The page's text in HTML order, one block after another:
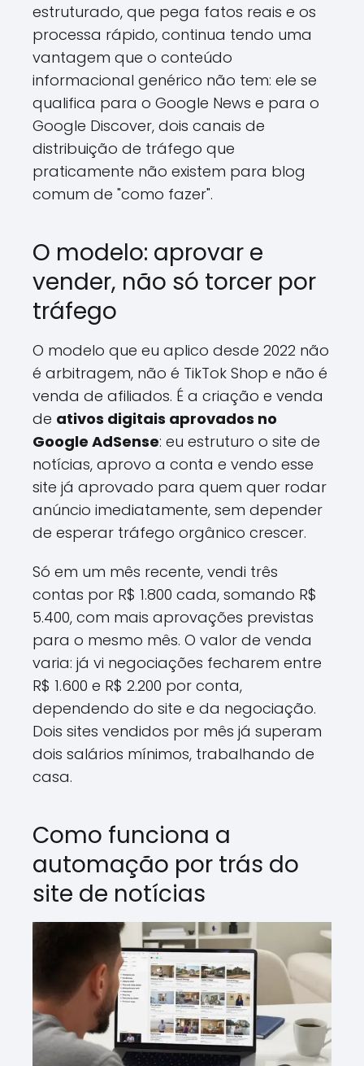
estruturado, que pega fatos reais e os
processa rápido, continua tendo uma
vantagem que o conteúdo
informacional genérico não tem: ele se
qualifica para o Google News e para o
Google Discover, dois canais de
distribuição de tráfego que
praticamente não existem para blog
comum de "como fazer".
O modelo: aprovar e
vender, não só torcer por
tráfego
O modelo que eu aplico desde 2022 não
é arbitragem, não é TikTok Shop e não é
venda de afiliados. É a criação e venda
de ativos digitais aprovados no
Google AdSense: eu estruturo o site de
notícias, aprovo a conta e vendo esse
site já aprovado para quem quer rodar
anúncio imediatamente, sem depender
de esperar tráfego orgânico crescer.
Só em um mês recente, vendi três
contas por R$ 1.800 cada, somando R$
5.400, com mais aprovações previstas
para o mesmo mês. O valor de venda
varia: já vi negociações fecharem entre
R$ 1.600 e R$ 2.200 por conta,
dependendo do site e da negociação.
Dois sites vendidos por mês já superam
dois salários mínimos, trabalhando de
casa.
Como funciona a
automação por trás do
site de notícias